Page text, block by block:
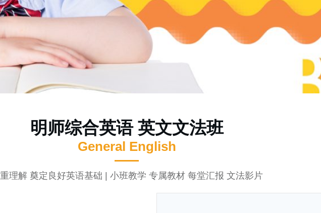
明师综合英语 英文文法班
General English
理解 奠定良好英语基础 | 小班教学 专属教材 每堂汇报 文法影片